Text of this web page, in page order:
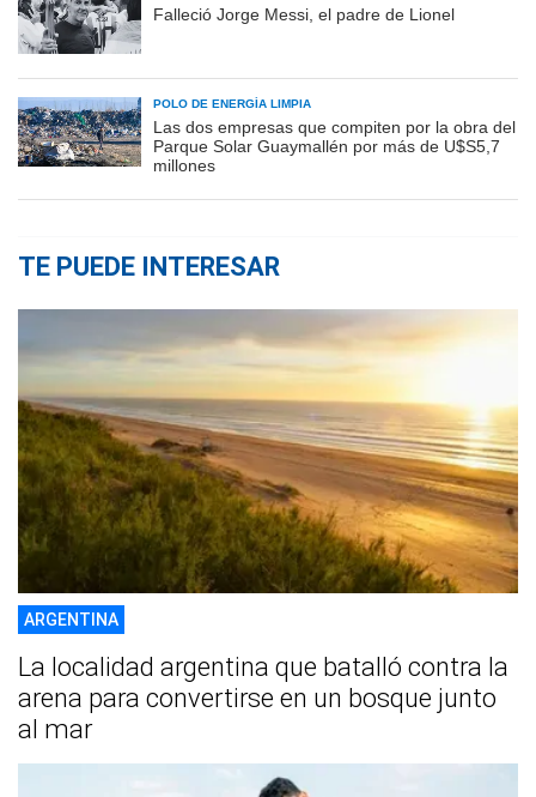
Falleció Jorge Messi, el padre de Lionel
POLO DE ENERGÍA LIMPIA
Las dos empresas que compiten por la obra del
Parque Solar Guaymallén por más de U$S5,7
millones
TE PUEDE INTERESAR
ARGENTINA
La localidad argentina que batalló contra la
arena para convertirse en un bosque junto
al mar